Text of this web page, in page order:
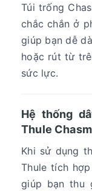
Túi trống
chắc chắn ở
giúp bạn dễ
hoặc rút từ
sức lực.
Hệ thống
Thule Chasm
Khi sử dụng
Thule tích
giúp bạn thu